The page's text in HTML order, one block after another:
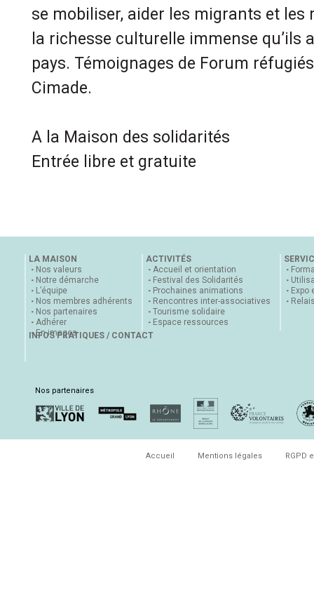
se mobiliser, aider les migrants et les
la richesse culturelle immense qu’ils
pays. Témoignages de Forum
Cimade.
A la Maison des solidarités
Entrée libre et gratuite
LA MAISON
Nos valeurs
Notre démarche
L’équipe
Nos membres adhérents
Nos partenaires
Adhérer
En images
ACTIVITÉS
Accueil et orientation
Festival des Solidarités
Prochaines animations
Rencontres inter-associatives
Tourisme solidaire
Espace ressources
Expo
INFOS PRATIQUES / CONTACT
Nos partenaires
Accueil Mentions légales RGPD